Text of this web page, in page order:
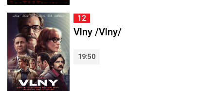
12
Vlny /Vlny/
19:50